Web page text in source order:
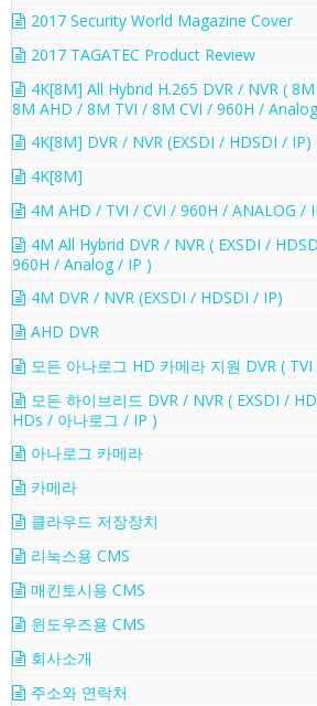
2017 Security World Magazine Cover
2017 TAGATEC Product Review
4K[8M] All Hybrid H.265 DVR / NVR (
8M AHD / 8M TVI / 8M CVI / 960H /
4K[8M] DVR / NVR (EXSDI / HDSDI / IP)
4K[8M]
4M AHD / TVI / CVI / 960H / ANALOG /
4M All Hybrid DVR / NVR ( EXSDI /
960H / Analog / IP )
4M DVR / NVR (EXSDI / HDSDI / IP)
AHD DVR
모든 아나로그 HD 카메라 지원 DVR (
모든 하이브리드 DVR / NVR ( EXSDI /
HDs / 아나로그 / IP )
아나로그 카메라
카메라
클라우드 저장장치
리눅스용 CMS
매킨토시용 CMS
윈도우즈용 CMS
회사소개
주소와 연락처